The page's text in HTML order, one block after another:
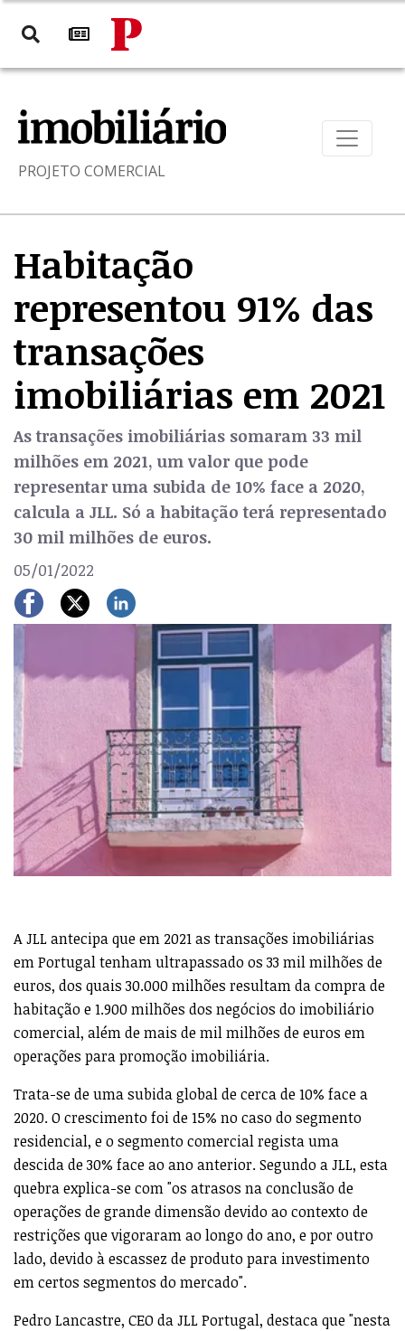
PROJETO COMERCIAL
Habitação
representou 91% das
transações
imobiliárias em 2021
As transações imobiliárias somaram 33 mil
milhões em 2021, um valor que pode
representar uma subida de 10% face a 2020,
calcula a JLL. Só a habitação terá representado
30 mil milhões de euros.
05/01/2022
A JLL antecipa que em 2021 as transações imobiliárias
em Portugal tenham ultrapassado os 33 mil milhões de
euros, dos quais 30.000 milhões resultam da compra de
habitação e 1.900 milhões dos negócios do imobiliário
comercial, além de mais de mil milhões de euros em
operações para promoção imobiliária.
Trata-se de uma subida global de cerca de 10% face a
2020. O crescimento foi de 15% no caso do segmento
residencial, e o segmento comercial regista uma
descida de 30% face ao ano anterior. Segundo a JLL, esta
quebra explica-se com "os atrasos na conclusão de
operações de grande dimensão devido ao contexto de
restrições que vigoraram ao longo do ano, e por outro
lado, devido à escassez de produto para investimento
em certos segmentos do mercado".
Pedro Lancastre, CEO da JLL Portugal, destaca que "nesta